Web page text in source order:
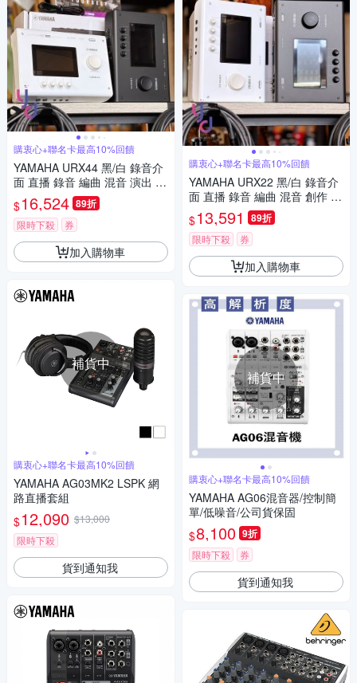
購衷心+聯名卡最高10%回饋
YAMAHA URX44 黑/白 錄音介
面 直播 錄音 編曲 混音 演出 創
作 公司貨
$16,524 89折
限時下殺 券
加入購物車
補貨中
購衷心+聯名卡最高10%回饋
YAMAHA AG03MK2 LSPK 網
路直播套組
$12,090 $13,000
限時下殺
貨到通知我
購衷心+聯名卡最高10%回饋
YAMAHA URX22 黑/白 錄音介
面 直播 錄音 編曲 混音 創作 公
司貨
$13,591 89折
限時下殺 券
加入購物車
補貨中
購衷心+聯名卡最高10%回饋
YAMAHA AG06混音器/控制簡
單/低噪音/公司貨保固
$8,100 9折
限時下殺 券
貨到通知我